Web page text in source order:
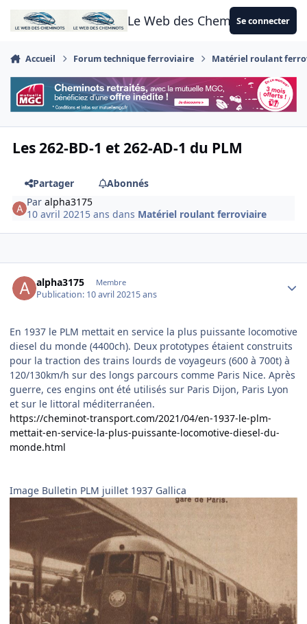
Aller au contenu
Le Web des CheminotsSe connecter
Accueil Forum technique ferroviaire Matériel roulant
Les 262-BD-1 et 262-AD-1 du PLM
Partager
Abonnés
Paralpha3175
10 avril 2021 5 ans dans Matériel roulant ferroviaire
alpha3175 Membre
Publication: 10 avril 20215 ans
En 1937 le PLM mettait en service la plus puissante locomotive
diesel du monde (4400ch). Deux prototypes étaient construits
pour la traction des trains lourds de voyageurs (600 à 700t) à
120/130km/h sur des longs parcours comme Paris Nice. Après
guerre, ces engins ont été utilisés sur Paris Dijon, Paris Lyon
et sur le littoral méditerranéen.
https://cheminot-transport.com/2021/04/en-1937-le-plm-
mettait-en-service-la-plus-puissante-locomotive-diesel-du-
monde.html
Image Bulletin PLM juillet 1937 Gallica